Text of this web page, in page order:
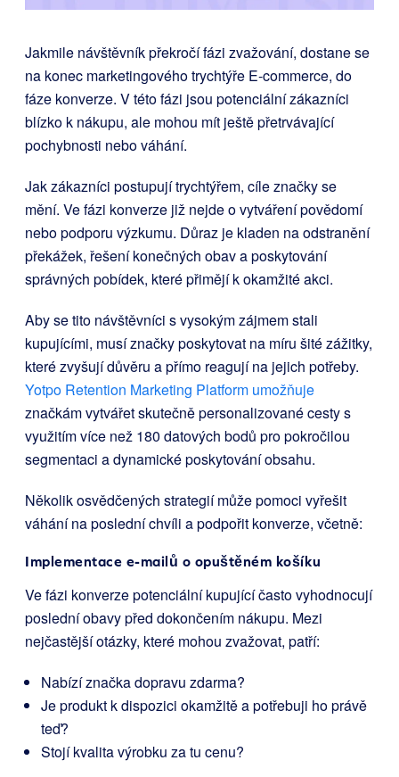
Jakmile návštěvník překročí fázi zvažování, dostane se
na konec marketingového trychtýře E-commerce, do
fáze konverze. V této fázi jsou potenciální zákazníci
blízko k nákupu, ale mohou mít ještě přetrvávající
pochybnosti nebo váhání.
Jak zákazníci postupují trychtýřem, cíle značky se
mění. Ve fázi konverze již nejde o vytváření povědomí
nebo podporu výzkumu. Důraz je kladen na odstranění
překážek, řešení konečných obav a poskytování
správných pobídek, které přimějí k okamžité akci.
Aby se tito návštěvníci s vysokým zájmem stali
kupujícími, musí značky poskytovat na míru šité zážitky,
které zvyšují důvěru a přímo reagují na jejich potřeby.
Yotpo Retention Marketing Platform umožňuje
značkám vytvářet skutečně personalizované cesty s
využitím více než 180 datových bodů pro pokročilou
segmentaci a dynamické poskytování obsahu.
Několik osvědčených strategií může pomoci vyřešit
váhání na poslední chvíli a podpořit konverze, včetně:
Implementace e-mailů o opuštěném košíku
Ve fázi konverze potenciální kupující často vyhodnocují
poslední obavy před dokončením nákupu. Mezi
nejčastější otázky, které mohou zvažovat, patří:
Nabízí značka dopravu zdarma?
Je produkt k dispozici okamžitě a potřebuji ho právě
teď?
Stojí kvalita výrobku za tu cenu?